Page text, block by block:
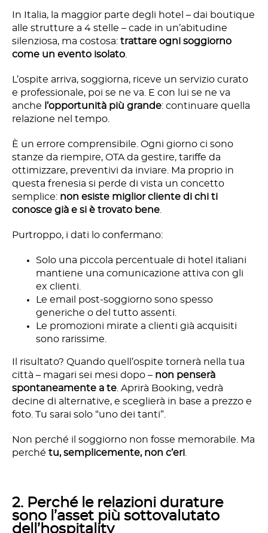
In Italia, la maggior parte degli hotel – dai boutique
alle strutture a 4 stelle – cade in un’abitudine
silenziosa, ma costosa: trattare ogni soggiorno
come un evento isolato
L’ospite arriva, soggiorna, riceve un servizio curato
e professionale, poi se ne va. E con lui se ne va
anche
l’opportunità più grande: continuare quella
relazione nel tempo.
È un errore comprensibile. Ogni giorno ci sono
stanze da riempire, OTA da gestire, tariffe da
ottimizzare, preventivi da inviare. Ma proprio in
questa frenesia si perde di vista un concetto
semplice: non esiste miglior cliente di chi ti
conosce già e si è trovato bene
Purtroppo, i dati lo confermano:
Solo una piccola percentuale di hotel italiani
mantiene una comunicazione attiva con gli
ex clienti.
Le email post-soggiorno sono spesso
generiche o del tutto assenti.
Le promozioni mirate a clienti già acquisiti
sono rarissime.
Il risultato? Quando quell’ospite tornerà nella tua
città – magari sei mesi dopo – non penserà
spontaneamente a te . Aprirà Booking, vedrà
decine di alternative, e sceglierà in base a prezzo e
foto. Tu sarai solo “uno dei tanti”.
Non perché il soggiorno non fosse memorabile. Ma
perché tu, semplicemente, non c’eri
2. Perché le relazioni durature
sono l’asset più sottovalutato
dell’hospitality